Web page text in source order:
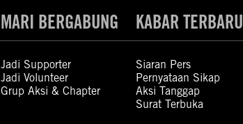
MARI BERGABUNG
Jadi Supporter
Jadi Volunteer
Grup Aksi & Chapter
KABAR TERBARU
Siaran Pers
Pernyataan Sikap
Aksi Tanggap
Surat Terbuka